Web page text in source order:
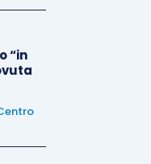
“in